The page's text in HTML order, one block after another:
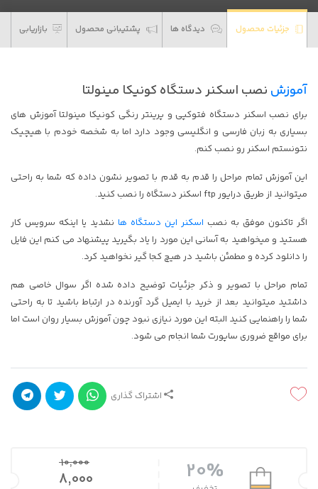
مینولتا
عدد جزئیات محصول دیدگاه ها پشتیبانی محصول بازاریابی
آموزش نصب اسکنر دستگاه کونیکا مینولتا
برای نصب اسکنر دستگاه فتوکپی و پرینتر رنگی کونیکا مینولتا آموزش های
بسیاری به زبان فارسی و انگلیسی وجود دارد اما به شخصه خودم با هیچیک
نتونستم اسکنر رو نصب کنم.
این آموزش تمام مراحل را قدم به قدم با تصویر نشون داده که شما به راحتی
میتوانید از طریق درایور ftp اسکنر دستگاه را نصب کنید.
اگر تاکنون موفق به نصب اسکنر این دستگاه ها نشدید یا اینکه سرویس کار
هستید و میخواهید به آسانی این مورد را یاد بگیرید پیشنهاد می کنم این فایل
را دانلود کرده و مطمئن باشید در هیچ کجا گیر نخواهید کرد.
تمام مراحل با تصویر و ذکر جزئیات توضیح داده شده اگر سوال خاصی هم
داشتید میتوانید بعد از خرید با ایمیل گرد آورنده در ارتباط باشید تا به راحتی
شما را راهنمایی کنید البته این مورد نیازی نبود چون آموزش بسیار روان است اما
برای مواقع ضروری ساپورت شما انجام می شود.
اشتراک گذاری
20%
10,000
قیمت اصلی 10,000 تومان بود.
8,000